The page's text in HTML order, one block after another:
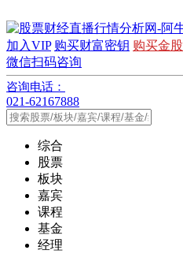
加入VIP 购买财富密钥 购买金
微信扫码咨询
咨询电话：
021-62167888
综合
股票
板块
嘉宾
课程
基金
经理